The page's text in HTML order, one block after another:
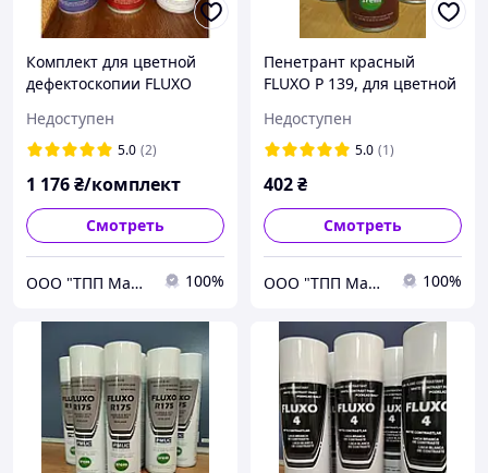
Комплект для цветной
дефектоскопии FLUXO
очиститель)
Недоступен
5.0 (2)
1 176₴/комплект
Смотреть
ООО "ТПП Машпром" 100%
Пенетрант красный
FLUXO P 139, для цветной
Недоступен
5.0 (1)
402₴
Смотреть
ООО "ТПП Машпром" 100%